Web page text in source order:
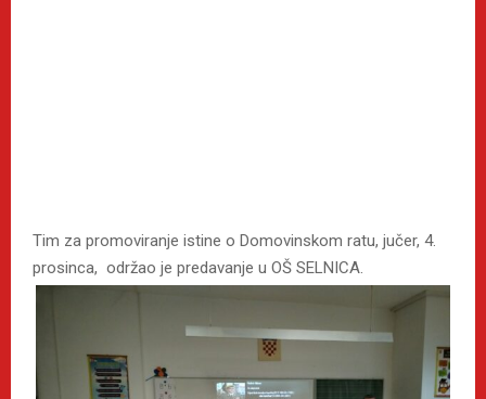
Tim za promoviranje istine o Domovinskom ratu, jučer, 4.
prosinca, održao je predavanje u OŠ SELNICA.